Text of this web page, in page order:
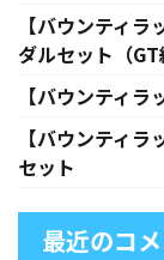
【バウンティ
ダルセット（GT
【バウンティ
【バウンティ
セット
最近のコ